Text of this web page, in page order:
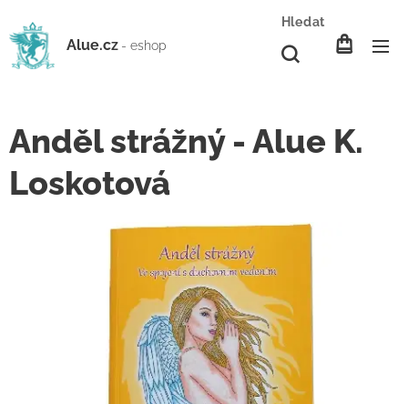
Alue.cz - eshop
Hledat
Anděl strážný - Alue K.
Loskotová